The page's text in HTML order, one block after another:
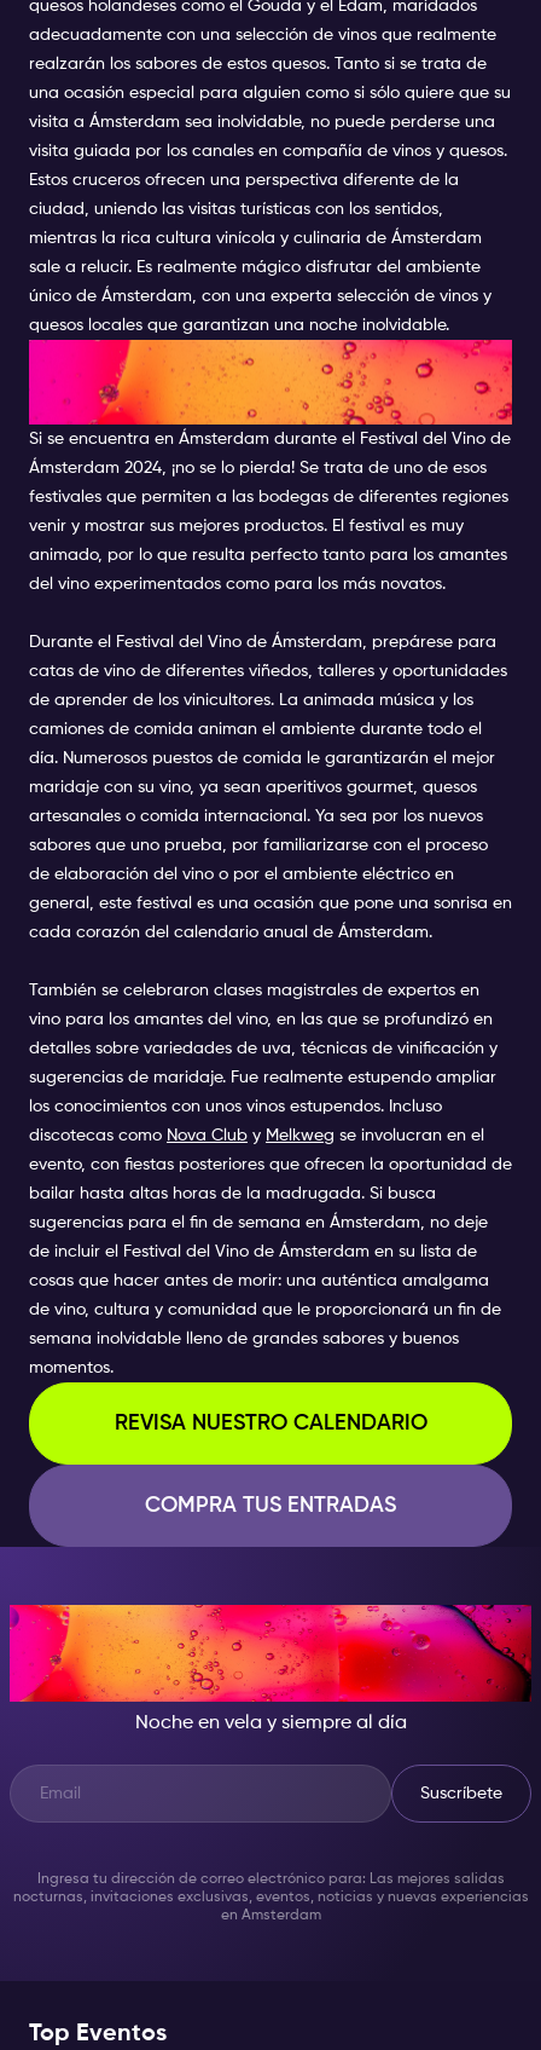
quesos holandeses como el Gouda y el Edam, maridados
adecuadamente con una selección de vinos que realmente
realzarán los sabores de estos quesos. Tanto si se trata de
una ocasión especial para alguien como si sólo quiere que su
visita a Ámsterdam sea inolvidable, no puede perderse una
visita guiada por los canales en compañía de vinos y quesos.
Estos cruceros ofrecen una perspectiva diferente de la
ciudad, uniendo las visitas turísticas con los sentidos,
mientras la rica cultura vinícola y culinaria de Ámsterdam
sale a relucir. Es realmente mágico disfrutar del ambiente
único de Ámsterdam, con una experta selección de vinos y
quesos locales que garantizan una noche inolvidable.
FESTIVAL DEL VINO DE
ÁMSTERDAM
Si se encuentra en Ámsterdam durante el Festival del Vino de
Ámsterdam 2024, ¡no se lo pierda! Se trata de uno de esos
festivales que permiten a las bodegas de diferentes regiones
venir y mostrar sus mejores productos. El festival es muy
animado, por lo que resulta perfecto tanto para los amantes
del vino experimentados como para los más novatos.
Durante el Festival del Vino de Ámsterdam, prepárese para
catas de vino de diferentes viñedos, talleres y oportunidades
de aprender de los vinicultores. La animada música y los
camiones de comida animan el ambiente durante todo el
día. Numerosos puestos de comida le garantizarán el mejor
maridaje con su vino, ya sean aperitivos gourmet, quesos
artesanales o comida internacional. Ya sea por los nuevos
sabores que uno prueba, por familiarizarse con el proceso
de elaboración del vino o por el ambiente eléctrico en
general, este festival es una ocasión que pone una sonrisa en
cada corazón del calendario anual de Ámsterdam.
También se celebraron clases magistrales de expertos en
vino para los amantes del vino, en las que se profundizó en
detalles sobre variedades de uva, técnicas de vinificación y
sugerencias de maridaje. Fue realmente estupendo ampliar
los conocimientos con unos vinos estupendos. Incluso
discotecas como Nova Club y Melkweg se involucran en el
evento, con fiestas posteriores que ofrecen la oportunidad de
bailar hasta altas horas de la madrugada. Si busca
sugerencias para el fin de semana en Ámsterdam, no deje
de incluir el Festival del Vino de Ámsterdam en su lista de
cosas que hacer antes de morir: una auténtica amalgama
de vino, cultura y comunidad que le proporcionará un fin de
semana inolvidable lleno de grandes sabores y buenos
momentos.
REVISA NUESTRO CALENDARIO
COMPRA TUS ENTRADAS
CUANDO CAE LA NOCHE, SÉ
LA ESTRELLA DEL SHOW
Noche en vela y siempre al día
Suscríbete
Ingresa tu dirección de correo electrónico para: Las mejores salidas
nocturnas, invitaciones exclusivas, eventos, noticias y nuevas experiencias
en Amsterdam
Top Eventos